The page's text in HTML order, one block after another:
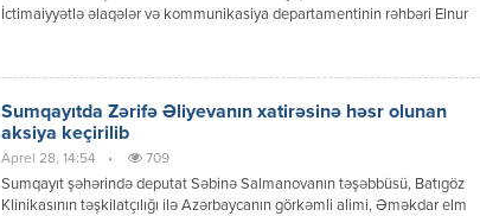
İctimaiyyətlə əlaqələr və kommunikasiya departamentinin rəhbəri Elnur
şəhərinin Hacı Zeynalabdin qəsəbəsində yerləşən, 1916-cı ildə inşa
istismar nəticəsində aşınma […]
Sumqayıtda Zərifə Əliyevanın xatirəsinə həsr olunan
aksiya keçirilib
Aprel 28, 14:54 • 709
Sumqayıt şəhərində deputat Səbinə Salmanovanın təşəbbüsü, Batıgöz
Klinikasının təşkilatçılığı ilə Azərbaycanın görkəmli alimi, Əməkdar elm